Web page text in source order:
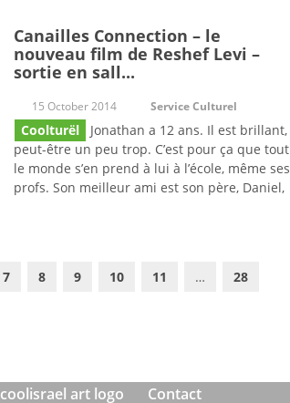
Canailles Connection – le
nouveau film de Reshef Levi –
sortie en sall...
15 October 2014 Service Culturel
Coolturël
Jonathan a 12 ans. Il est brillant,
peut-être un peu trop. C’est pour ça que tout
le monde s’en prend à lui à l’école, même ses
profs. Son meilleur ami est son père, Daniel,
7 8 9 10 11 … 28
coolisrael art logo Contact